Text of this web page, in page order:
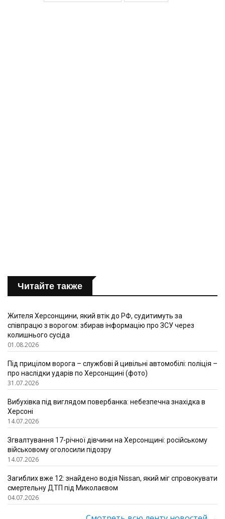
Читайте также
Жителя Херсонщини, який втік до РФ, судитимуть за
співпрацю з ворогом: збирав інформацію про ЗСУ через
колишнього сусіда
01.08.2026
Під прицілом ворога – службові й цивільні автомобілі: поліція –
про наслідки ударів по Херсонщині (фото)
31.07.2026
Вибухівка під виглядом повербанка: небезпечна знахідка в
Херсоні
14.07.2026
Згвалтування 17-річної дівчини на Херсонщині: російському
військовому оголосили підозру
14.07.2026
Загиблих вже 12: знайдено водія Nissan, який міг спровокувати
смертельну ДТП під Миколаєвом
04.07.2026